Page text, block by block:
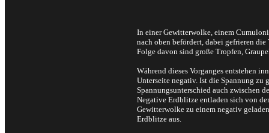
In einer Gewitterwolke, einem
nach oben befördert, dabei gefrieren
Folge davon sind große Tropfen,
Während dieses Vorganges entstehen
Unterseite negativ. Ist die Spannung
Spannungsunterschied auch zwischen
Negative Erdblitze entladen sich von
Gewitterwolke zu einem negativ
Erdblitze aus.